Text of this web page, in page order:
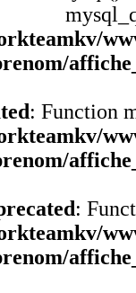
: Function
: